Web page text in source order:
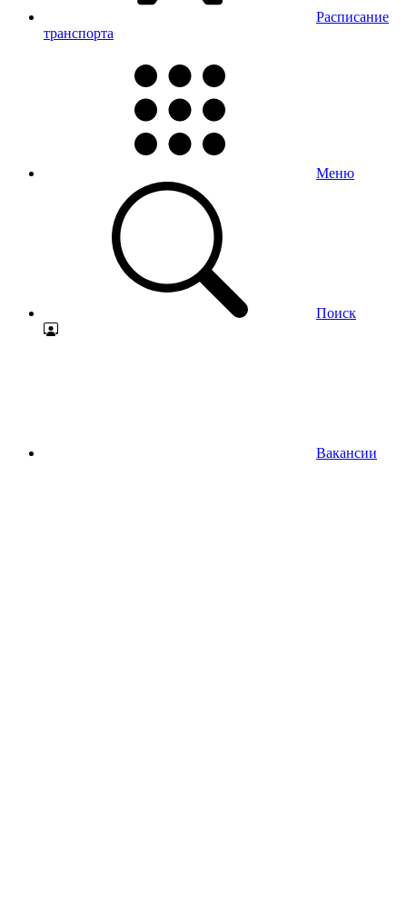
Расписание
транспорта
Меню
Поиск
Вакансии